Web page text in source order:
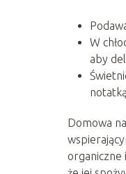
W
aby
Domowa
organiczne